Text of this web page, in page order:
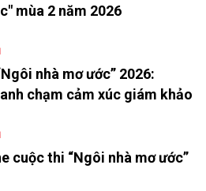
mùa 2 năm 2026
nhà mơ ước” 2026:
chạm cảm xúc giám khảo
cuộc thi “Ngôi nhà mơ ước”